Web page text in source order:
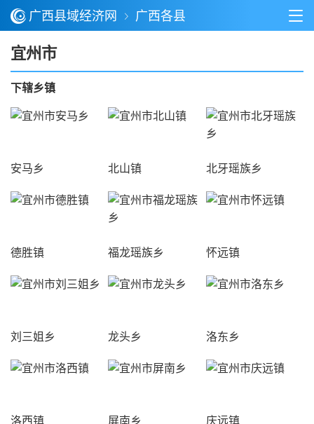
广西县域经济网 广西各县
宜州市
下辖乡镇
安马乡 北山镇 北牙瑶族乡
德胜镇 福龙瑶族乡 怀远镇
刘三姐乡 龙头乡 洛东乡
洛西镇 屏南乡 庆远镇